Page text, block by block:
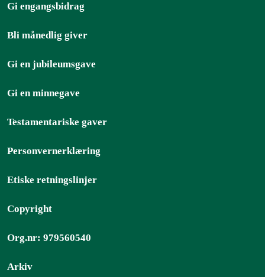
Gi engangsbidrag
Bli månedlig giver
Gi en jubileumsgave
Gi en minnegave
Testamentariske gaver
Personvernerklæring
Etiske retningslinjer
Copyright
Org.nr: 979560540
Arkiv